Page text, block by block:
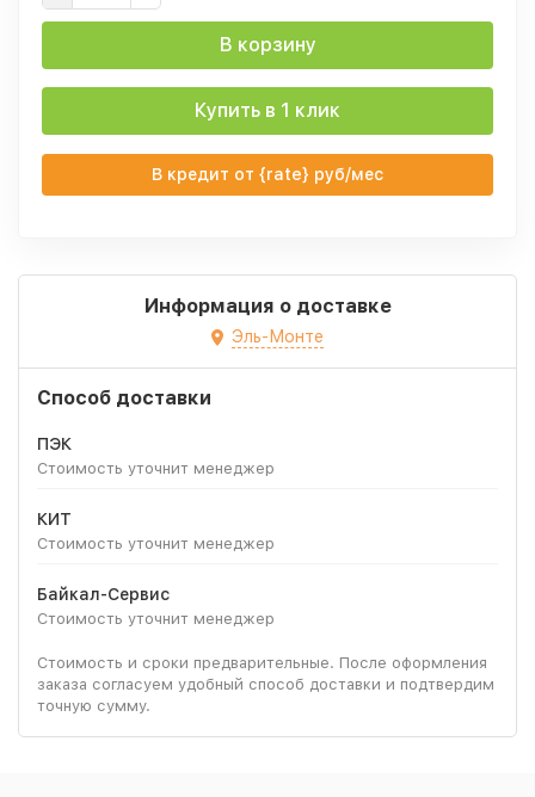
В корзину
Купить в 1 клик
В кредит от {rate} руб/мес
Информация о доставке
Эль-Монте
Способ доставки
ПЭК
Стоимость уточнит менеджер
КИТ
Стоимость уточнит менеджер
Байкал-Сервис
Стоимость уточнит менеджер
Стоимость и сроки предварительные. После оформления
заказа согласуем удобный способ доставки и подтвердим
точную сумму.